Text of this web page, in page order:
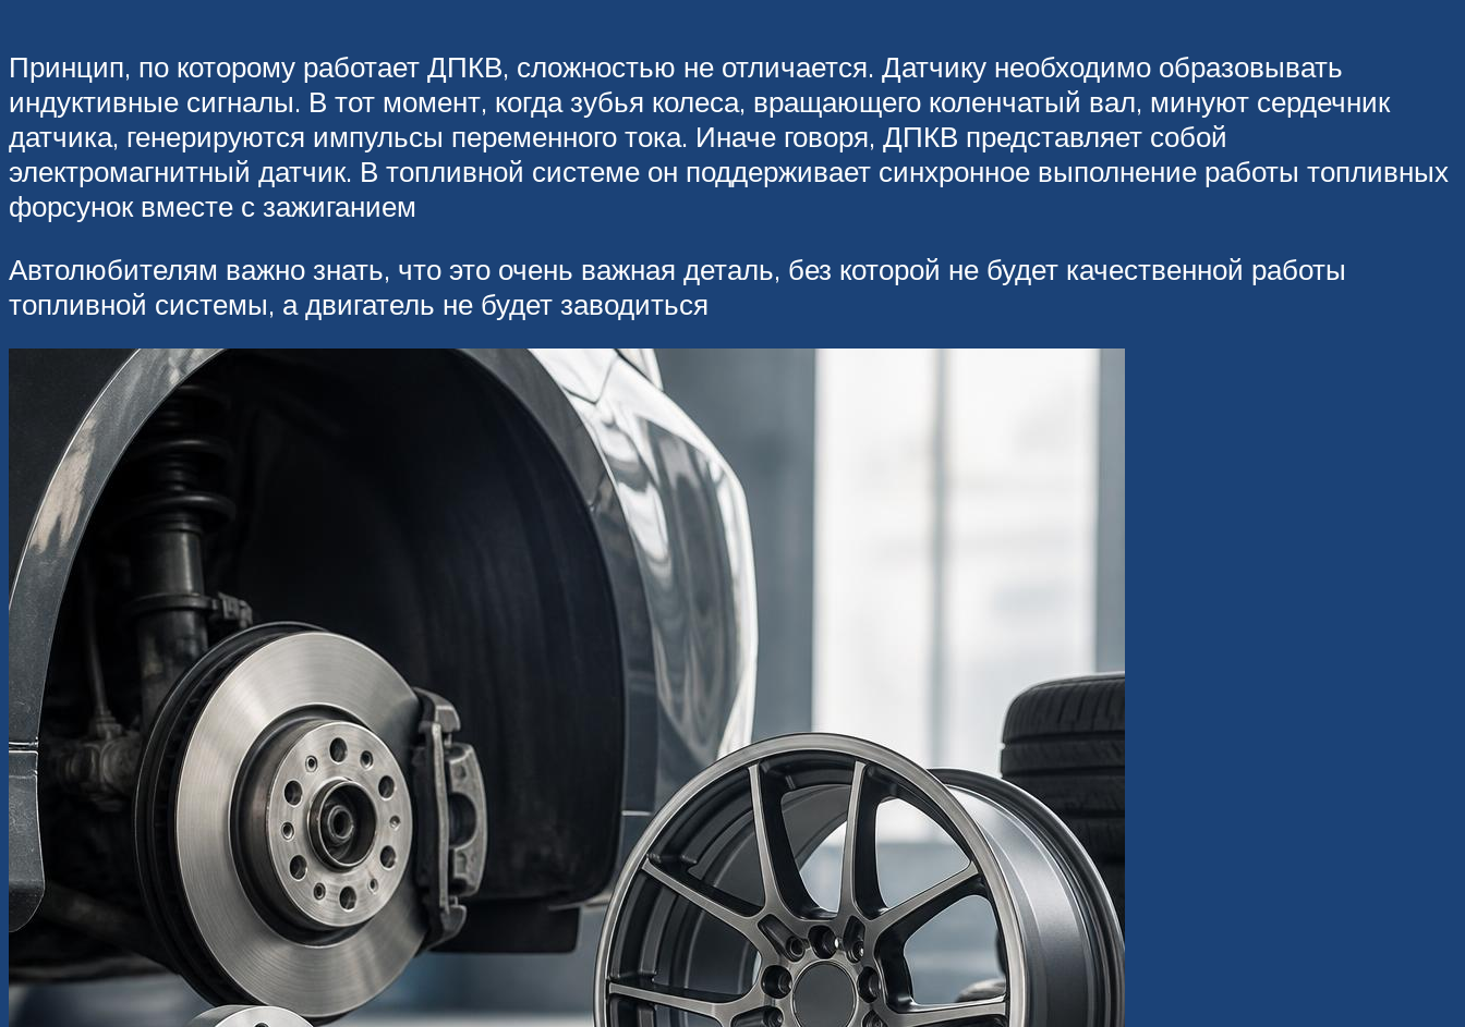
Принцип, по которому работает ДПКВ, сложностью не отличается. Датчику необходимо образовывать
индуктивные сигналы. В тот момент, когда зубья колеса, вращающего коленчатый вал, минуют сердечник
датчика, генерируются импульсы переменного тока. Иначе говоря, ДПКВ представляет собой
электромагнитный датчик. В топливной системе он поддерживает синхронное выполнение работы топливных
форсунок вместе с зажиганием
Автолюбителям важно знать, что это очень важная деталь, без которой не будет качественной работы
топливной системы, а двигатель не будет заводиться